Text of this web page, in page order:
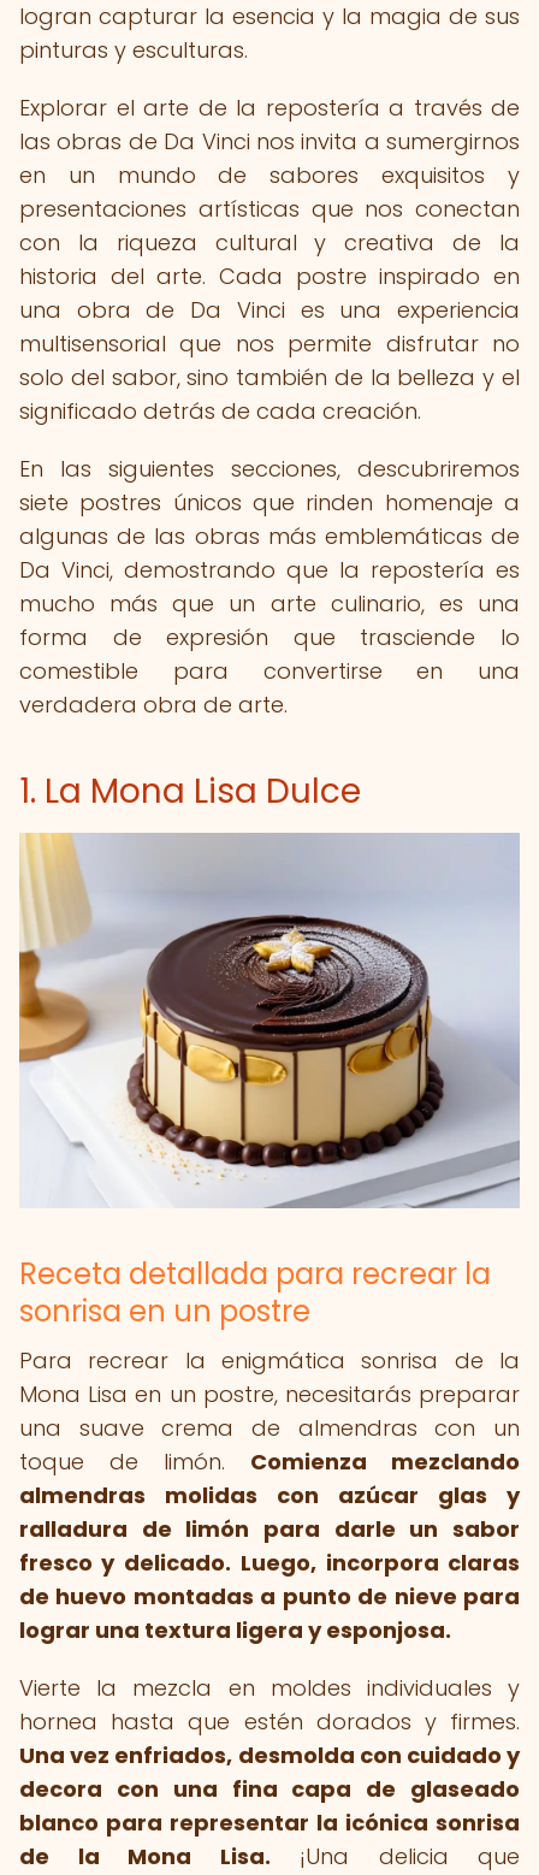
logran capturar la esencia y la magia de sus
pinturas y esculturas.
Explorar el arte de la repostería a través de
las obras de Da Vinci nos invita a sumergirnos
en un mundo de sabores exquisitos y
presentaciones artísticas que nos conectan
con la riqueza cultural y creativa de la
historia del arte. Cada postre inspirado en
una obra de Da Vinci es una experiencia
multisensorial que nos permite disfrutar no
solo del sabor, sino también de la belleza y el
significado detrás de cada creación.
En las siguientes secciones, descubriremos
siete postres únicos que rinden homenaje a
algunas de las obras más emblemáticas de
Da Vinci, demostrando que la repostería es
mucho más que un arte culinario, es una
forma de expresión que trasciende lo
comestible para convertirse en una
verdadera obra de arte.
1. La Mona Lisa Dulce
Receta detallada para recrear la
sonrisa en un postre
Para recrear la enigmática sonrisa de la
Mona Lisa en un postre, necesitarás preparar
una suave crema de almendras con un
toque de limón. Comienza mezclando
almendras molidas con azúcar glas y
ralladura de limón para darle un sabor
fresco y delicado. Luego, incorpora claras
de huevo montadas a punto de nieve para
lograr una textura ligera y esponjosa.
Vierte la mezcla en moldes individuales y
hornea hasta que estén dorados y firmes.
Una vez enfriados, desmolda con cuidado y
decora con una fina capa de glaseado
blanco para representar la icónica sonrisa
de la Mona Lisa. ¡Una delicia que